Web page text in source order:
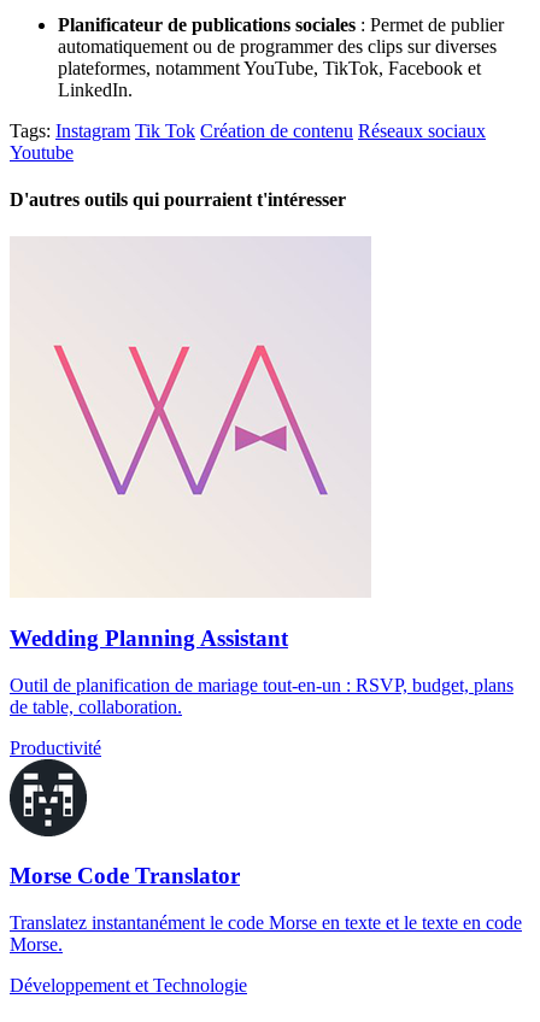
Planificateur de publications sociales : Permet de publier
automatiquement ou de programmer des clips sur diverses
plateformes, notamment YouTube, TikTok, Facebook et
LinkedIn.
Tags: Instagram Tik Tok Création de contenu Réseaux sociaux
Youtube
D'autres outils qui pourraient t'intéresser
Wedding Planning Assistant
Outil de planification de mariage tout-en-un : RSVP, budget, plans
de table, collaboration.
Productivité
Morse Code Translator
Translatez instantanément le code Morse en texte et le texte en code
Morse.
Développement et Technologie